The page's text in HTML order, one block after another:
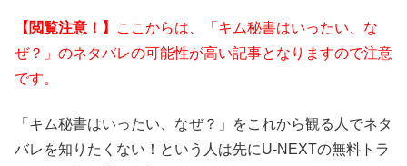
【閲覧注意！】
ここからは、「キム秘書はいったい、な
ぜ？」のネタバレの可能性が高い記事となりますので注意
です。
「キム秘書はいったい、なぜ？」をこれから観る人でネタ
バレを知りたくない！という人は先にU-NEXTの無料トラ